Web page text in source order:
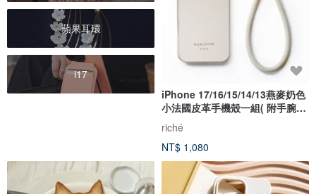
蘋果耳環
i17
iPhone 17/16/15/14/13燕麥奶色
小法國皮革手機殼一組( 附手腕
帶)
riché
NT$ 1,080